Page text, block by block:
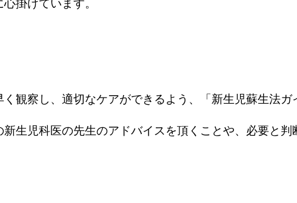
掛けています。
観察し、適切なケアができるよう、「新生児蘇生法
生児科医の先生のアドバイスを頂くことや、必要と